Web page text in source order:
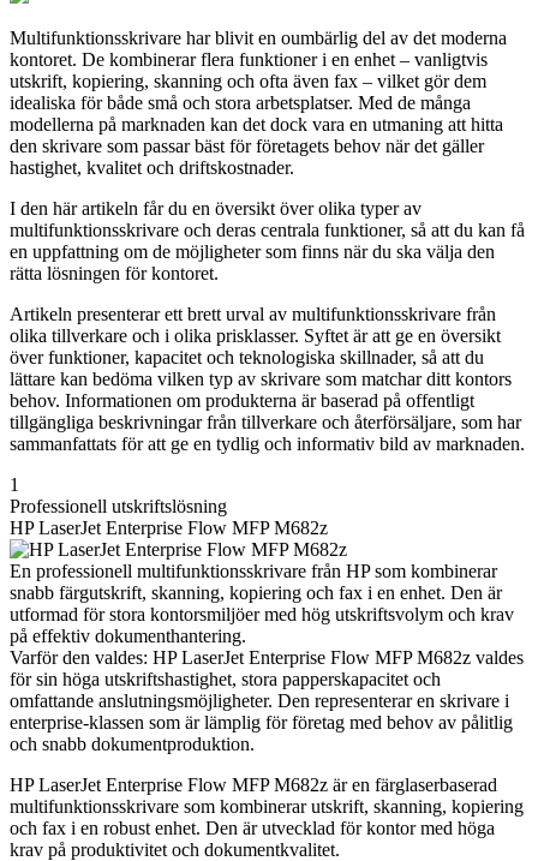
Multifunktionsskrivare har blivit en oumbärlig del av det moderna
kontoret. De kombinerar flera funktioner i en enhet – vanligtvis
utskrift, kopiering, skanning och ofta även fax – vilket gör dem
idealiska för både små och stora arbetsplatser. Med de många
modellerna på marknaden kan det dock vara en utmaning att hitta
den skrivare som passar bäst för företagets behov när det gäller
hastighet, kvalitet och driftskostnader.
I den här artikeln får du en översikt över olika typer av
multifunktionsskrivare och deras centrala funktioner, så att du kan få
en uppfattning om de möjligheter som finns när du ska välja den
rätta lösningen för kontoret.
Artikeln presenterar ett brett urval av multifunktionsskrivare från
olika tillverkare och i olika prisklasser. Syftet är att ge en översikt
över funktioner, kapacitet och teknologiska skillnader, så att du
lättare kan bedöma vilken typ av skrivare som matchar ditt kontors
behov. Informationen om produkterna är baserad på offentligt
tillgängliga beskrivningar från tillverkare och återförsäljare, som har
sammanfattats för att ge en tydlig och informativ bild av marknaden.
1
Professionell utskriftslösning
HP LaserJet Enterprise Flow MFP M682z
En professionell multifunktionsskrivare från HP som kombinerar
snabb färgutskrift, skanning, kopiering och fax i en enhet. Den är
utformad för stora kontorsmiljöer med hög utskriftsvolym och krav
på effektiv dokumenthantering.
Varför den valdes: HP LaserJet Enterprise Flow MFP M682z valdes
för sin höga utskriftshastighet, stora papperskapacitet och
omfattande anslutningsmöjligheter. Den representerar en skrivare i
enterprise-klassen som är lämplig för företag med behov av pålitlig
och snabb dokumentproduktion.
HP LaserJet Enterprise Flow MFP M682z är en färglaserbaserad
multifunktionsskrivare som kombinerar utskrift, skanning, kopiering
och fax i en robust enhet. Den är utvecklad för kontor med höga
krav på produktivitet och dokumentkvalitet.